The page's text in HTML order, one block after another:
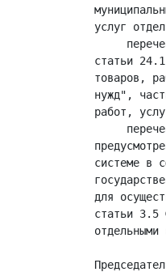
услуг
статьи
товаров,
нужд",
работ,
системе в
для
статьи 3.5